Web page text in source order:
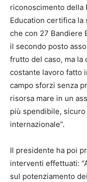
riconoscimento della
Education certifica la
che con 27 Bandiere
il secondo posto
frutto del caso, ma la
costante lavoro fatto
campo sforzi senza
risorsa mare in un
più spendibile,
internazionale”.
Il presidente ha poi
interventi effettuati:
sul potenziamento